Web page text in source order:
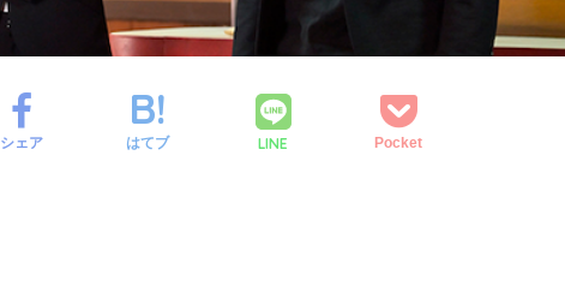
シェア はてブ LINE Pocket